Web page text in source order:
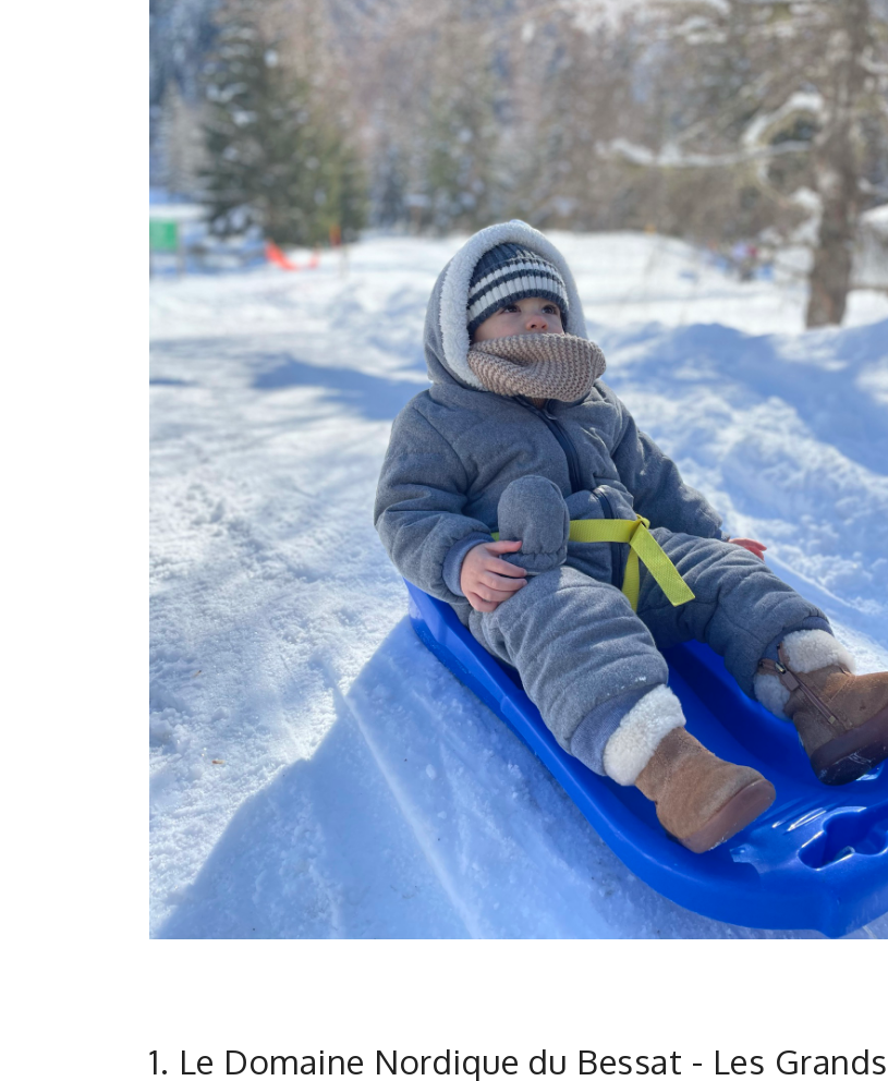
1. Le Domaine Nordique du Bessat - Les Grands